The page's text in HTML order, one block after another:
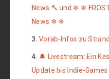
News 🔨 und ❄ ❄
News ❄ ❄
Vorab-Infos zu
🔔 Livestream: Ein
Update bis Indie-Games